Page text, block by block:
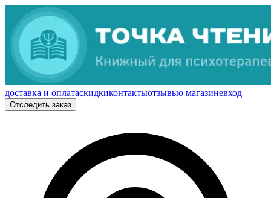
доставка и оплатаскидкиконтактыотзывыо магазиневход
Отследить заказ